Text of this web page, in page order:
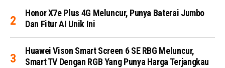
Honor X7e Plus 4G Meluncur, Punya Baterai Jumbo
Dan Fitur AI Unik Ini
Huawei Vison Smart Screen 6 SE RBG Meluncur,
Smart TV Dengan RGB Yang Punya Harga Terjangkau